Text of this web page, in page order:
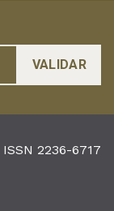
2236-6717